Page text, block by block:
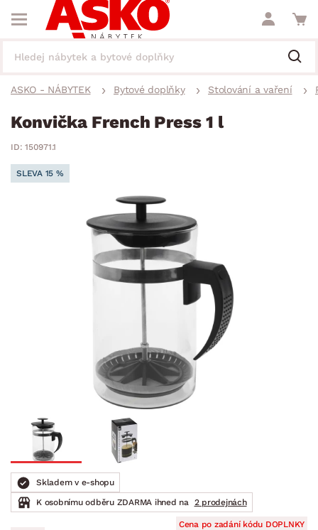
ASKO - NÁBYTEK Bytové doplňky Stolování a vaření
Konvička French Press 1 l
ID: 150971.1
SLEVA 15 %
Skladem v e-shopu
K osobnímu odběru ZDARMA ihned na
2 prodejnách
Cena po zadání kódu DOPLNKY